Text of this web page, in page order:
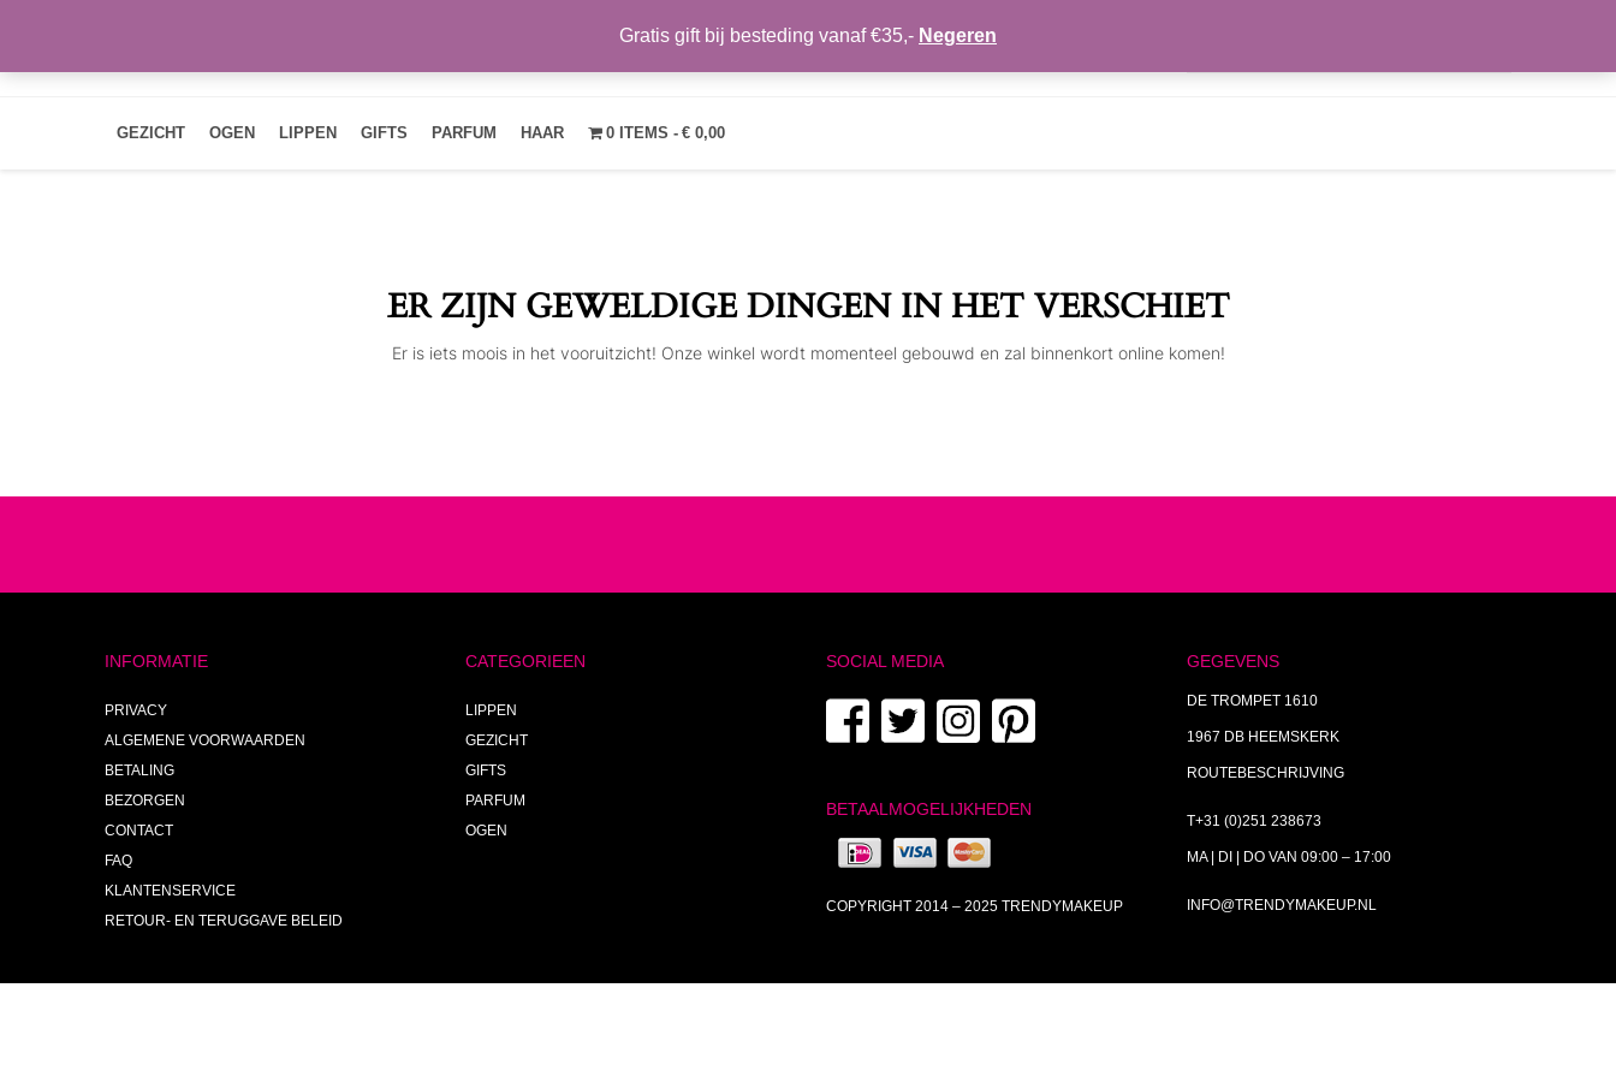
OVER ONS NIEUWS CONTACT MIJN ACCOUNT
GEZICHT OGEN LIPPEN GIFTS PARFUM HAAR 0 ITEMS € 0,00
ER ZIJN GEWELDIGE DINGEN IN HET VERSCHIET
Er is iets moois in het vooruitzicht! Onze winkel wordt momenteel gebouwd en zal binnenkort online komen!
INFORMATIE
PRIVACY
ALGEMENE VOORWAARDEN
BETALING
BEZORGEN
CONTACT
FAQ
KLANTENSERVICE
RETOUR- EN TERUGGAVE BELEID
CATEGORIEEN
LIPPEN
GEZICHT
GIFTS
PARFUM
OGEN
SOCIAL MEDIA
BETAALMOGELIJKHEDEN
COPYRIGHT 2014 – 2025 TRENDYMAKEUP
GEGEVENS
DE TROMPET 1610
1967 DB HEEMSKERK
ROUTEBESCHRIJVING
T+31 (0)251 238673
MA | DI | DO VAN 09:00 – 17:00
INFO@TRENDYMAKEUP.NL
Gratis gift bij besteding vanaf €35,- Negeren